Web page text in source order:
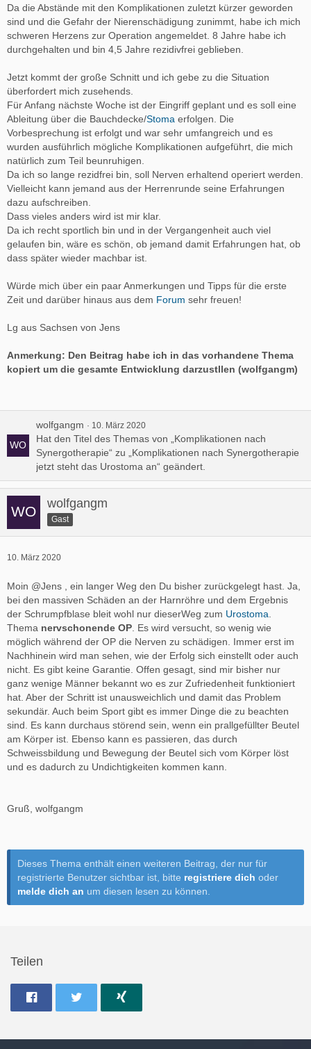
Da die Abstände mit den Komplikationen zuletzt kürzer geworden
sind und die Gefahr der Nierenschädigung zunimmt, habe ich mich
schweren Herzens zur Operation angemeldet. 8 Jahre habe ich
durchgehalten und bin 4,5 Jahre rezidivfrei geblieben.
Jetzt kommt der große Schnitt und ich gebe zu die Situation
überfordert mich zusehends.
Für Anfang nächste Woche ist der Eingriff geplant und es soll eine
Ableitung über die Bauchdecke/Stoma erfolgen. Die
Vorbesprechung ist erfolgt und war sehr umfangreich und es
wurden ausführlich mögliche Komplikationen aufgeführt, die mich
natürlich zum Teil beunruhigen.
Da ich so lange rezidfrei bin, soll Nerven erhaltend operiert werden.
Vielleicht kann jemand aus der Herrenrunde seine Erfahrungen
dazu aufschreiben.
Dass vieles anders wird ist mir klar.
Da ich recht sportlich bin und in der Vergangenheit auch viel
gelaufen bin, wäre es schön, ob jemand damit Erfahrungen hat, ob
dass später wieder machbar ist.
Würde mich über ein paar Anmerkungen und Tipps für die erste
Zeit und darüber hinaus aus dem Forum sehr freuen!
Lg aus Sachsen von Jens
Anmerkung: Den Beitrag habe ich in das vorhandene Thema
kopiert um die gesamte Entwicklung darzustllen (wolfgangm)
wolfgangm 10. März 2020
Hat den Titel des Themas von „Komplikationen nach
Synergotherapie“ zu „Komplikationen nach Synergotherapie
jetzt steht das Urostoma an“ geändert.
wolfgangm
Gast
10. März 2020
Moin @Jens , ein langer Weg den Du bisher zurückgelegt hast. Ja,
bei den massiven Schäden an der Harnröhre und dem Ergebnis
der Schrumpfblase bleit wohl nur dieserWeg zum Urostoma
Thema nervschonende OP . Es wird versucht, so wenig wie
möglich während der OP die Nerven zu schädigen. Immer erst im
Nachhinein wird man sehen, wie der Erfolg sich einstellt oder auch
nicht. Es gibt keine Garantie. Offen gesagt, sind mir bisher nur
ganz wenige Männer bekannt wo es zur Zufriedenheit funktioniert
hat. Aber der Schritt ist unausweichlich und damit das Problem
sekundär. Auch beim Sport gibt es immer Dinge die zu beachten
sind. Es kann durchaus störend sein, wenn ein prallgefüllter Beutel
am Körper ist. Ebenso kann es passieren, das durch
Schweissbildung und Bewegung der Beutel sich vom Körper löst
und es dadurch zu Undichtigkeiten kommen kann.
Gruß, wolfgangm
Dieses Thema enthält einen weiteren Beitrag, der nur für
registrierte Benutzer sichtbar ist, bitte registriere dich oder
melde dich an um diesen lesen zu können.
Teilen